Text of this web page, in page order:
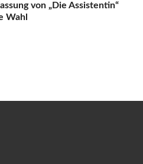
von „Die Assistentin“
Wahl